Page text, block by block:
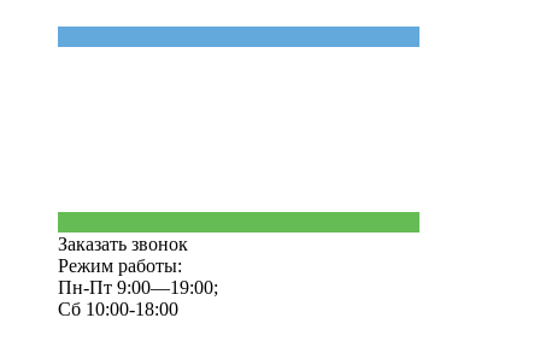
Заказать звонок
Режим работы:
Пн-Пт 9:00—19:00;
Сб 10:00-18:00